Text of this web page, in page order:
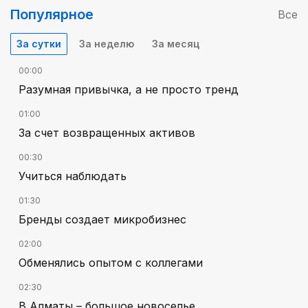
Популярное Все
За сутки За неделю За месяц
00:00
Разумная привычка, а не просто тренд
01:00
За счет возвращенных активов
00:30
Учиться наблюдать
01:30
Бренды создает микробизнес
02:00
Обменялись опытом с коллегами
02:30